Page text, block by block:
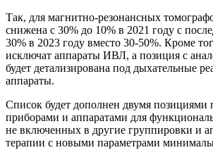
Так, для магнитно-резонансных
снижена с 30% до 10% в 2021 году с
30% в 2023 году вместо 30-50%. Кроме
исключат аппараты ИВЛ, а позиция с
будет детализирована под дыхательные
аппараты.
Список будет дополнен двумя позициями
приборами и аппаратами для
не включенных в другие группировки и
терапии с новыми параметрами